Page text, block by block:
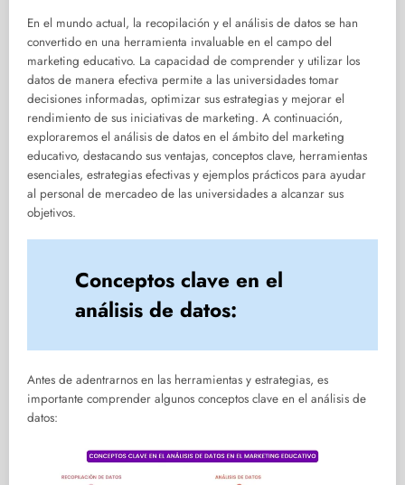
En el mundo actual, la recopilación y el análisis de datos se han
convertido en una herramienta invaluable en el campo del
marketing educativo. La capacidad de comprender y utilizar los
datos de manera efectiva permite a las universidades tomar
decisiones informadas, optimizar sus estrategias y mejorar el
rendimiento de sus iniciativas de marketing. A continuación,
exploraremos el análisis de datos en el ámbito del marketing
educativo, destacando sus ventajas, conceptos clave, herramientas
esenciales, estrategias efectivas y ejemplos prácticos para ayudar
al personal de mercadeo de las universidades a alcanzar sus
objetivos.
Conceptos clave en el
análisis de datos:
Antes de adentrarnos en las herramientas y estrategias, es
importante comprender algunos conceptos clave en el análisis de
datos: